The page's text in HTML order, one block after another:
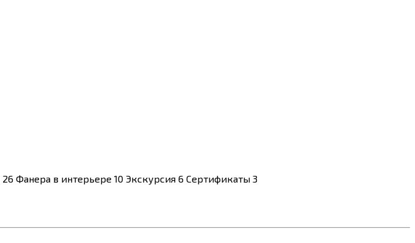
26 Фанера в интерьере 10 Экскурсия 6 Сертификаты 3